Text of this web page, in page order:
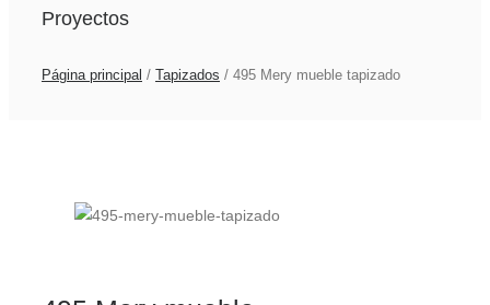
Proyectos
Página principal / Tapizados / 495 Mery mueble tapizado